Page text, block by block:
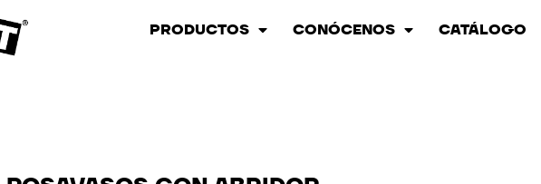
PRODUCTOS CONÓCENOS CATÁLOGO